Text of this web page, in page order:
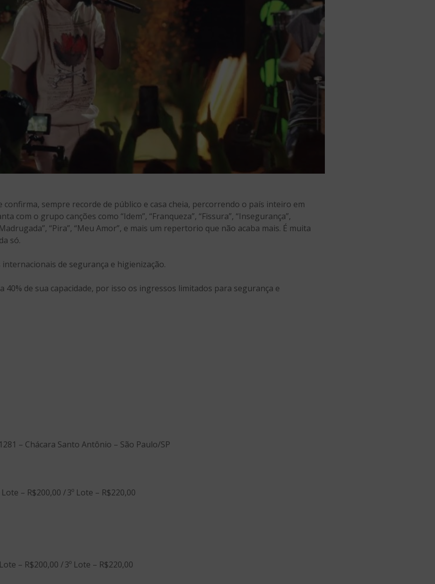
confirma, sempre recorde de público e casa cheia, percorrendo o país inteiro em
com o grupo canções como “Idem”, “Franqueza”, “Fissura”, “Insegurança”,
“Pira”, “Meu Amor”, e mais um repertorio que não acaba mais. É muita
só.
de segurança e higienização.
40% de sua capacidade, por isso os ingressos limitados para segurança e
– Chácara Santo Antônio – São Paulo/SP
– R$200,00 / 3º Lote – R$220,00
– R$200,00 / 3º Lote – R$220,00